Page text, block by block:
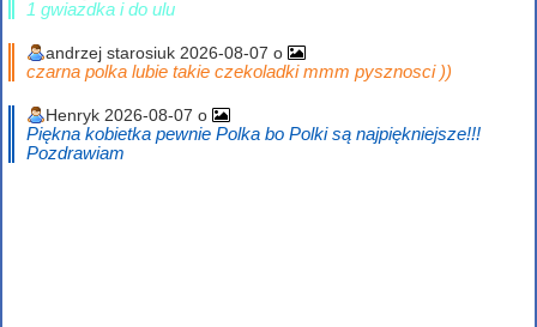
1 gwiazdka i do ulu
andrzej starosiuk 2026-08-07 o
czarna polka lubie takie czekoladki mmm pysznosci ))
Henryk 2026-08-07 o
Piękna kobietka pewnie Polka bo Polki są najpiękniejsze!!!
Pozdrawiam